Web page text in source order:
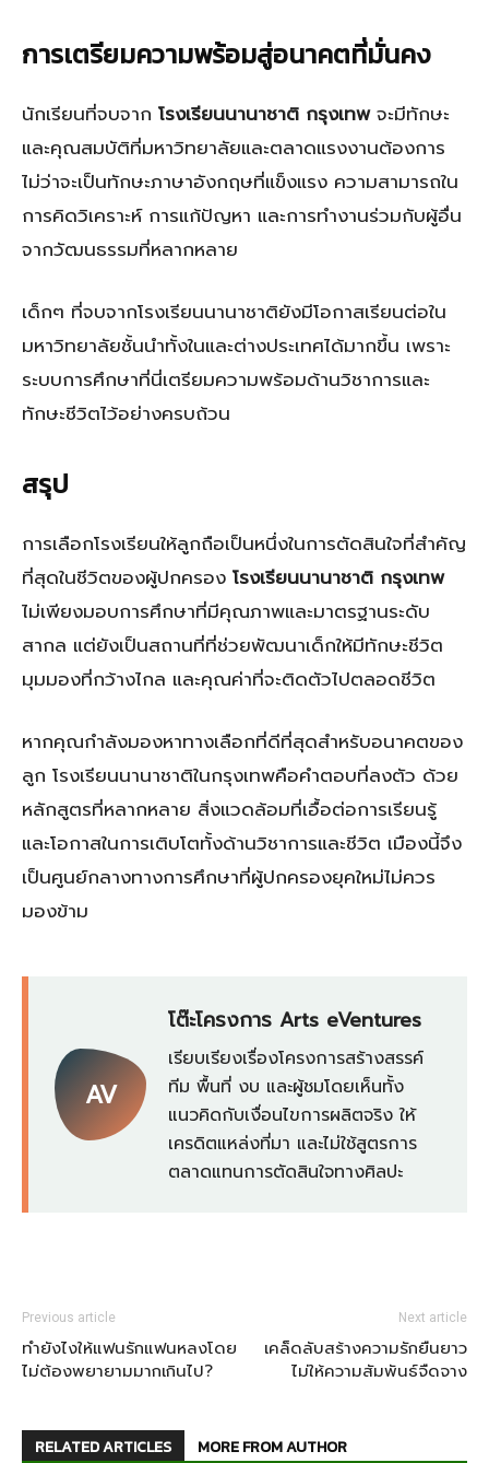
การเตรียมความพร้อมสู่อนาคตที่มั่นคง
นักเรียนที่จบจาก โรงเรียนนานาชาติ กรุงเทพจะมีทักษะ
และคุณสมบัติที่มหาวิทยาลัยและตลาดแรงงานต้องการ
ไม่ว่าจะเป็นทักษะภาษาอังกฤษที่แข็งแรง ความสามารถใน
การคิดวิเคราะห์ การแก้ปัญหา และการทำงานร่วมกับผู้อื่น
จากวัฒนธรรมที่หลากหลาย
เด็กๆ ที่จบจากโรงเรียนนานาชาติยังมีโอกาสเรียนต่อใน
มหาวิทยาลัยชั้นนำทั้งในและต่างประเทศได้มากขึ้น เพราะ
ระบบการศึกษาที่นี่เตรียมความพร้อมด้านวิชาการและ
ทักษะชีวิตไว้อย่างครบถ้วน
สรุป
การเลือกโรงเรียนให้ลูกถือเป็นหนึ่งในการตัดสินใจที่สำคัญ
ที่สุดในชีวิตของผู้ปกครอง โรงเรียนนานาชาติ กรุงเทพ
ไม่เพียงมอบการศึกษาที่มีคุณภาพและมาตรฐานระดับ
สากล แต่ยังเป็นสถานที่ที่ช่วยพัฒนาเด็กให้มีทักษะชีวิต
มุมมองที่กว้างไกล และคุณค่าที่จะติดตัวไปตลอดชีวิต
หากคุณกำลังมองหาทางเลือกที่ดีที่สุดสำหรับอนาคตของ
ลูก โรงเรียนนานาชาติในกรุงเทพคือคำตอบที่ลงตัว ด้วย
หลักสูตรที่หลากหลาย สิ่งแวดล้อมที่เอื้อต่อการเรียนรู้
และโอกาสในการเติบโตทั้งด้านวิชาการและชีวิต เมืองนี้จึง
เป็นศูนย์กลางทางการศึกษาที่ผู้ปกครองยุคใหม่ไม่ควร
มองข้าม
AV
โต๊ะโครงการ Arts eVentures
เรียบเรียงเรื่องโครงการสร้างสรรค์
ทีม พื้นที่ งบ และผู้ชมโดยเห็นทั้ง
แนวคิดกับเงื่อนไขการผลิตจริง ให้
เครดิตแหล่งที่มา และไม่ใช้สูตรการ
ตลาดแทนการตัดสินใจทางศิลปะ
Previous article
ทำยังไงให้แฟนรักแฟนหลงโดย
ไม่ต้องพยายามมากเกินไป?
Next article
เคล็ดลับสร้างความรักยืนยาว
ไม่ให้ความสัมพันธ์จืดจาง
RELATED ARTICLES MORE FROM AUTHOR